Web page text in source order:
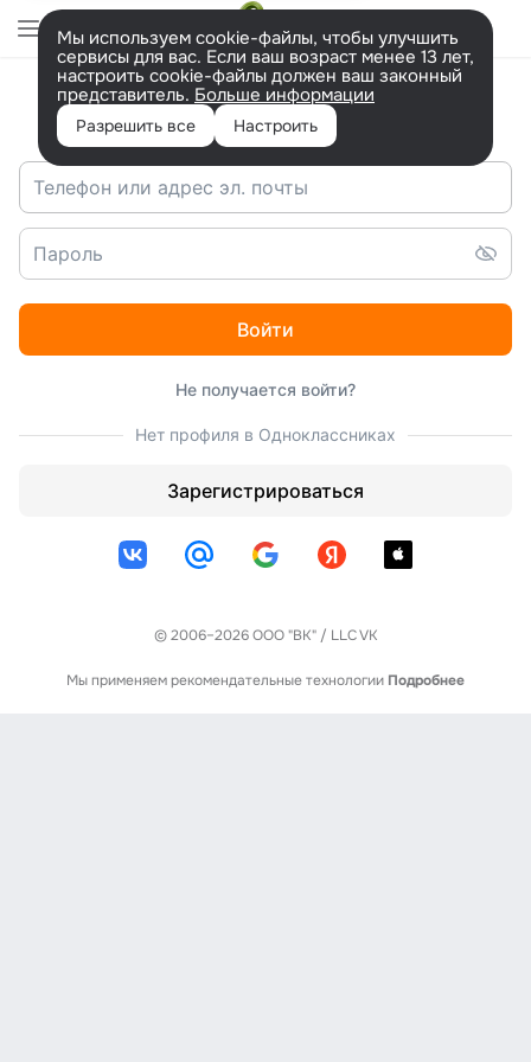
Перейти
ограниченными
возможностями.
Мы используем cookie-файлы, чтобы улучшить
сервисы для вас. Если ваш возраст менее 13 лет,
настроить cookie-файлы должен ваш законный
представитель. Больше информации
Разрешить все Настроить
Вход в ОК
Войти
Не получается войти?
Нет профиля в Одноклассниках
Зарегистрироваться
© 2006–2026 ООО "ВК" / LLC VK
Мы применяем рекомендательные технологии Подробнее